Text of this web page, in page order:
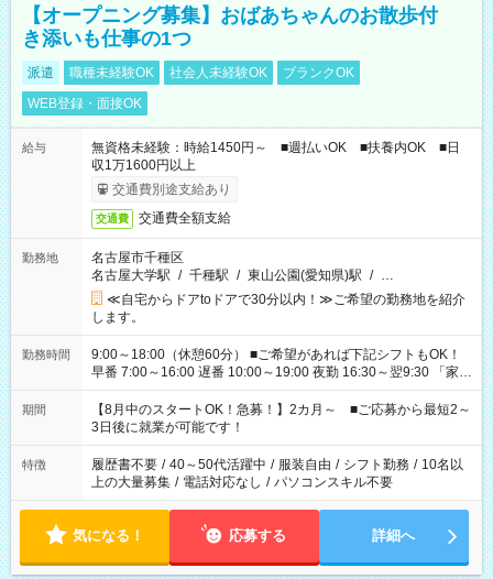
【オープニング募集】おばあちゃんのお散歩付
き添いも仕事の1つ
派遣 職種未経験OK 社会人未経験OK
ブランクOK
WEB登録・面接OK
給与
無資格未経験：時給1450円～ ■週払いOK ■扶養内OK ■日
収1万1600円以上
交通費別途支給あり
交通費 交通費全額支給
勤務地
名古屋市千種区
名古屋大学駅 / 千種駅 / 東山公園(愛知県)駅 / …
≪自宅からドアtoドアで30分以内！≫ご希望の勤務地を紹介
します。
勤務時間
9:00～18:00（休憩60分） ■ご希望があれば下記シフトもOK！
早番 7:00～16:00 遅番 10:00～19:00 夜勤 16:30～翌9:30 「家族
と休みを合わせたい」 「余裕を持って夕飯の準備がしたい」
「できれば残業はしたくない」 など、ご希望を教えてください
ね。 ※Wワーク希望の方へ 今ご覧のお仕事で希望する勤務時間
と、もう1つのお仕事の勤務時間。 合計で週40時間を超える場
合は応募できません。
期間
【8月中のスタートOK！急募！】2カ月～ ■ご応募から最短2～
3日後に就業が可能です！
特徴 履歴書不要 / 40～50代活躍中 / 服装自由 / シフト勤務 / 10名以
上の大量募集 / 電話対応なし / パソコンスキル不要
気になる！ 応募する 詳細へ